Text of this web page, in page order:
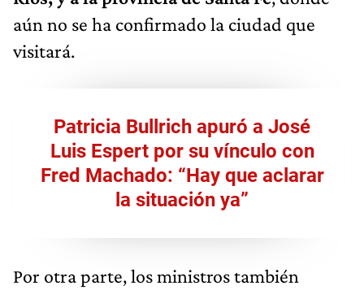
aún no se ha confirmado la ciudad que
visitará.
Patricia Bullrich apuró a José
Luis Espert por su vínculo con
Fred Machado: “Hay que aclarar
la situación ya”
Por otra parte, los ministros también